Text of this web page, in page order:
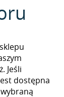
Jeśli
dostępna